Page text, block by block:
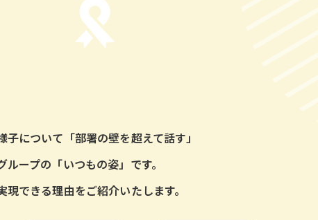
について「部署の壁を超えて話す」
ープの「いつもの姿」です。
できる理由をご紹介いたします。